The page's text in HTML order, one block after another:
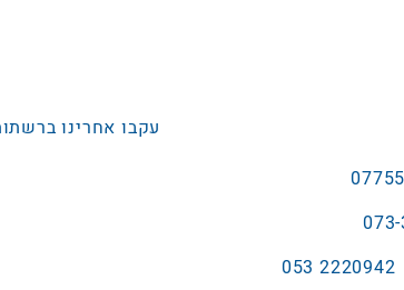
2220942 053
עקבו אחרינו